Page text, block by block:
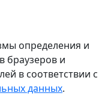
определения и
браузеров и
в соответствии с
данных.